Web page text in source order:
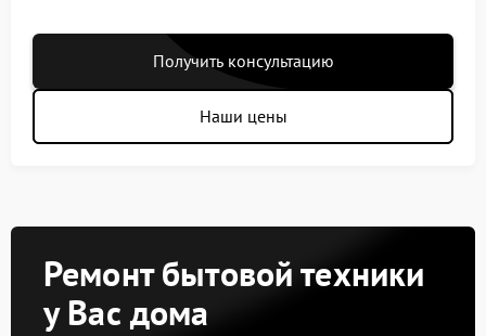
Получить консультацию
Наши цены
Ремонт бытовой техники
у Вас дома